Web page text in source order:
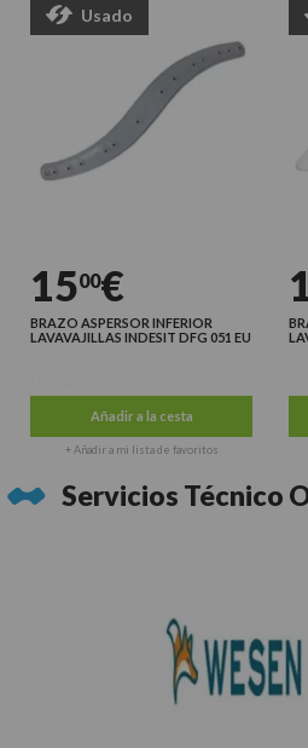
Usado
1500€
BRAZO ASPERSOR INFERIOR
LAVAVAJILLAS INDESIT DFG 051 EU
Añadir a la cesta
+ Añadir a mi lista de favoritos
Servicios Técnico